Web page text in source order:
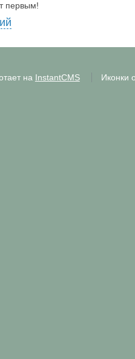
первым!
на InstantCMS Иконки